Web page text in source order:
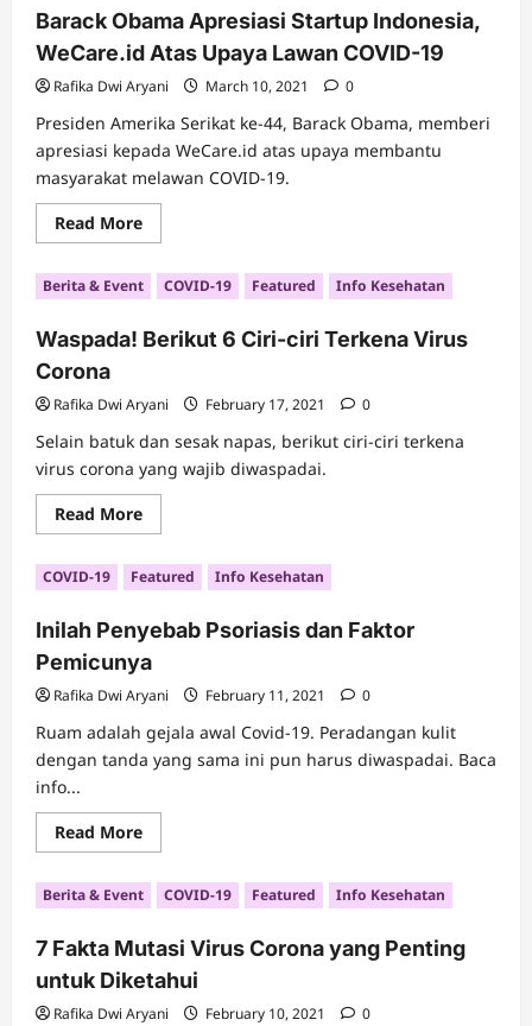
Kerja,
Tipe
Masker
Terbaik
Barack Obama Apresiasi Startup Indonesia,
WeCare.id Atas Upaya Lawan COVID-19
Rafika Dwi Aryani March 10, 2021 0
Presiden Amerika Serikat ke-44, Barack Obama, memberi
apresiasi kepada WeCare.id atas upaya membantu
masyarakat melawan COVID-19.
Read MoreRead
more
Barack
Obama
Apresiasi
Indonesia,
WeCare.id
Lawan
19
Berita & Event COVID-19 Featured Info Kesehatan
Waspada! Berikut 6 Ciri-ciri Terkena Virus
Corona
Rafika Dwi Aryani February 17, 2021 0
Selain batuk dan sesak napas, berikut ciri-ciri terkena
virus corona yang wajib diwaspadai.
Read MoreRead
more
Waspada!
Berikut
6
ciri
Terkena
Virus
COVID-19 Featured Info Kesehatan
Inilah Penyebab Psoriasis dan Faktor
Pemicunya
Rafika Dwi Aryani February 11, 2021 0
Ruam adalah gejala awal Covid-19. Peradangan kulit
dengan tanda yang sama ini pun harus diwaspadai. Baca
info...
Read MoreRead
more
Inilah
Penyebab
Psoriasis
Faktor
Pemicunya
Berita & Event COVID-19 Featured Info Kesehatan
7 Fakta Mutasi Virus Corona yang Penting
untuk Diketahui
Rafika Dwi Aryani February 10, 2021 0